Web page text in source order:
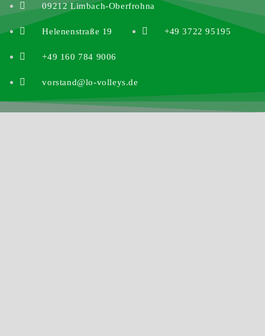
09212 Limbach-Oberfrohna
Helenenstraße 19 +49 3722 95195
+49 160 784 9006
vorstand@lo-volleys.de